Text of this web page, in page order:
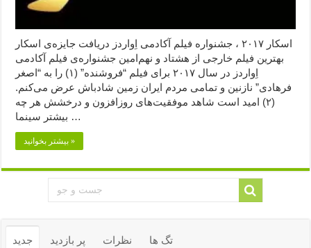
اسکار ۲۰۱۷ ، جشنواره فیلم آکادمی اِواردز دریافت جایزه‌ی اسکار
بهترین فیلم خارجی از هشتاد و نهم‌امین جشنواره‌ی‌ فیلم آکادمی
اِواردز در سال ۲۰۱۷ برای فیلم “فروشنده” (۱) را به “اصغر
فرهادی” نازنین و تمامی مردم ایران زمین شادباش عرض می‌کنم.
(۲) امید است شاهد موفقیت‌های روزافزون و درخشش هر چه
بیشتر سینما …
بیشتر بخوانید »
جدید پر بازدید نظرات تگ ها